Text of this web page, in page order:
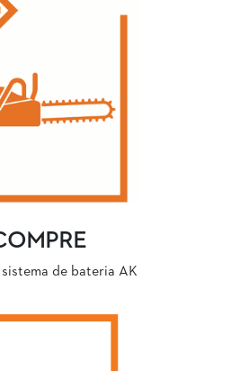
de bateria AK